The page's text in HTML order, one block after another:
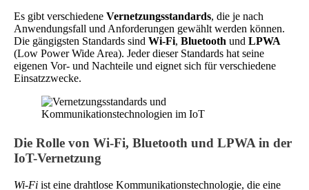
Es gibt verschiedene Vernetzungsstandards, die je nach
Anwendungsfall und Anforderungen gewählt werden können.
Die gängigsten Standards sind Wi-Fi, Bluetooth und LPWA
(Low Power Wide Area). Jeder dieser Standards hat seine
eigenen Vor- und Nachteile und eignet sich für verschiedene
Einsatzzwecke.
Die Rolle von Wi-Fi, Bluetooth und LPWA in der
IoT-Vernetzung
Wi-Fi ist eine drahtlose Kommunikationstechnologie, die eine